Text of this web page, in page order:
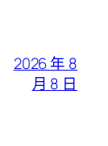
2026 年 8
月 8 日